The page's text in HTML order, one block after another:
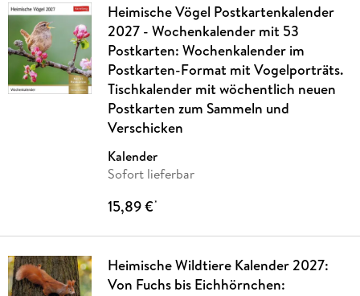
Heimische Vögel Postkartenkalender
2027 - Wochenkalender mit 53
Postkarten: Wochenkalender im
Postkarten-Format mit Vogelporträts.
Tischkalender mit wöchentlich neuen
Postkarten zum Sammeln und
Verschicken
Kalender
Sofort lieferbar
15,89 €*
Heimische Wildtiere Kalender 2027:
Von Fuchs bis Eichhörnchen: